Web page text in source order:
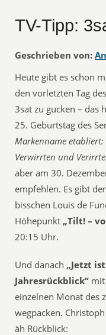
TV-Tipp:
Geschrieben von:
Heute gibt es schon
den vorletzten Tag
3sat zu gucken – das
25. Geburtstag des
Markenname
Verwirrten und
aber am 30.
empfehlen. Es gibt
bisschen Louis de
Höhepunkt „Tilt! –
20:15 Uhr.
Und danach „Jetzt
Jahresrückblick“
einzelnen Monat des
wegpacken.
äh Rückblick: